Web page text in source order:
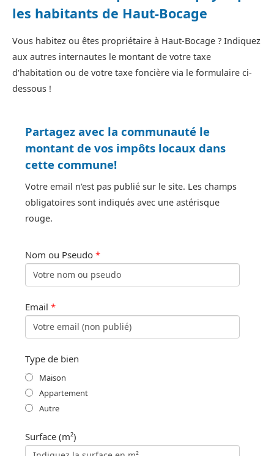
les habitants de Haut-Bocage
Vous habitez ou êtes propriétaire à Haut-Bocage ? Indiquez
aux autres internautes le montant de votre taxe
d'habitation ou de votre taxe foncière via le formulaire ci-
dessous !
Partagez avec la communauté le
montant de vos impôts locaux dans
cette commune!
Votre email n'est pas publié sur le site. Les champs
obligatoires sont indiqués avec une astérisque
rouge.
Nom ou Pseudo *
Email *
Type de bien
Maison
Appartement
Autre
Surface (m²)